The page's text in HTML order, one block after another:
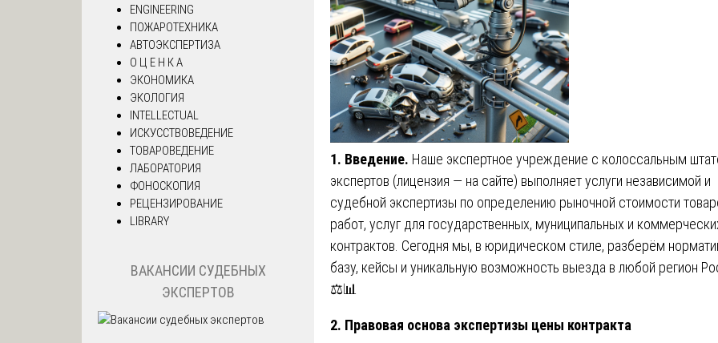
1. Введение. Наше экспертное учреждение с колоссальным
экспертов (лицензия — на сайте) выполняет услуги независимой и
судебной экспертизы по определению рыночной стоимости
работ, услуг для государственных, муниципальных и
контрактов. Сегодня мы, в юридическом стиле, разберём
базу, кейсы и уникальную возможность выезда в любой регион
⚖️📊
2. Правовая основа экспертизы цены контракта
ENGINEERING
ПОЖАРОТЕХНИКА
АВТОЭКСПЕРТИЗА
О Ц Е Н К А
ЭКОНОМИКА
ЭКОЛОГИЯ
INTELLECTUAL
ИСКУССТВОВЕДЕНИЕ
ТОВАРОВЕДЕНИЕ
ЛАБОРАТОРИЯ
ФОНОСКОПИЯ
РЕЦЕНЗИРОВАНИЕ
LIBRARY
ВАКАНСИИ СУДЕБНЫХ
ЭКСПЕРТОВ